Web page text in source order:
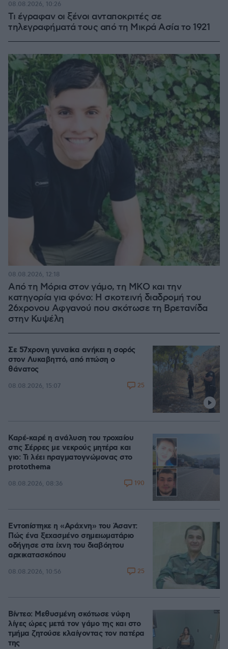
Τι έγραφαν οι ξένοι ανταποκριτές σε
τηλεγραφήματά τους από τη Μικρά Ασία το 1921
08.08.2026, 10:26
Από τη Μόρια στον γάμο, τη ΜΚΟ και την
κατηγορία για φόνο: Η σκοτεινή διαδρομή του
26χρονου Αφγανού που σκότωσε τη Βρετανίδα
στην Κυψέλη
08.08.2026, 12:18
Σε 57χρονη γυναίκα ανήκει η σορός
στον Λυκαβηττό, από πτώση ο
θάνατος
08.08.2026, 15:07 25
Καρέ-καρέ η ανάλυση του τροχαίου
στις Σέρρες με νεκρούς μητέρα και
γιο: Τι λέει πραγματογνώμονας στο
protothema
08.08.2026, 08:36 190
Εντοπίστηκε η «Αράχνη» του Άσαντ:
Πώς ένα ξεχασμένο σημειωματάριο
οδήγησε στα ίχνη του διαβόητου
αρχικατασκόπου
08.08.2026, 10:56 25
Βίντεο: Μεθυσμένη σκότωσε νύφη
λίγες ώρες μετά τον γάμο της και στο
τμήμα ζητούσε κλαίγοντας τον πατέρα
της